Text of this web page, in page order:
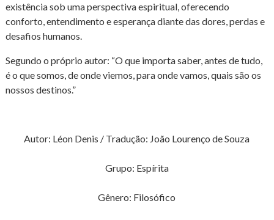
existência sob uma perspectiva espiritual, oferecendo
conforto, entendimento e esperança diante das dores, perdas e
desafios humanos.
Segundo o próprio autor: “O que importa saber, antes de tudo,
é o que somos, de onde viemos, para onde vamos, quais são os
nossos destinos.”
Autor: Léon Denis / Tradução: João Lourenço de Souza
Grupo: Espírita
Gênero: Filosófico